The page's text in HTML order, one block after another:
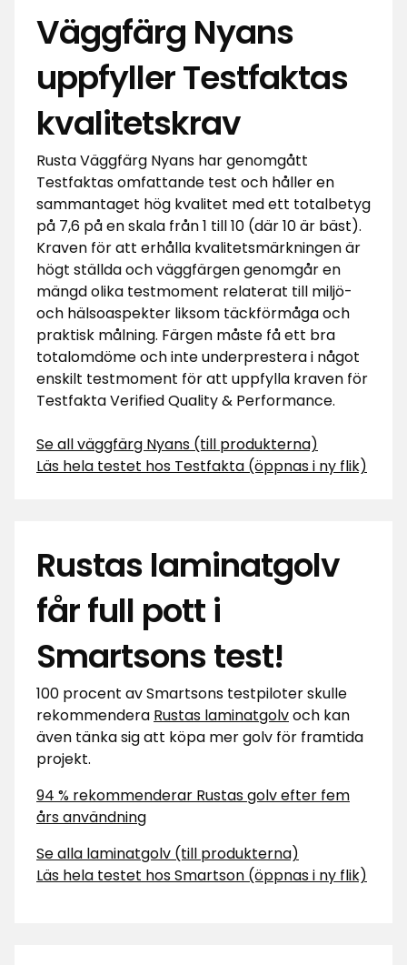
Väggfärg Nyans
uppfyller Testfaktas
kvalitetskrav
Rusta Väggfärg Nyans har genomgått
Testfaktas omfattande test och håller en
sammantaget hög kvalitet med ett totalbetyg
på 7,6 på en skala från 1 till 10 (där 10 är bäst).
Kraven för att erhålla kvalitetsmärkningen är
högt ställda och väggfärgen genomgår en
mängd olika testmoment relaterat till miljö-
och hälsoaspekter liksom täckförmåga och
praktisk målning. Färgen måste få ett bra
totalomdöme och inte underprestera i något
enskilt testmoment för att uppfylla kraven för
Testfakta Verified Quality & Performance.
Se all väggfärg Nyans (till produkterna)
Läs hela testet hos Testfakta (öppnas i ny flik)
Rustas laminatgolv
får full pott i
Smartsons test!
100 procent av Smartsons testpiloter skulle
rekommendera Rustas laminatgolvoch kan
även tänka sig att köpa mer golv för framtida
projekt.
94 % rekommenderar Rustas golv efter fem
års användning
Se alla laminatgolv (till produkterna)
Läs hela testet hos Smartson (öppnas i ny flik)